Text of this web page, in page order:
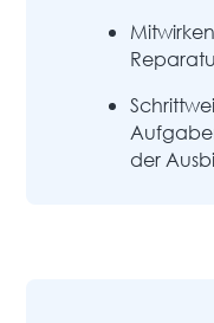
der